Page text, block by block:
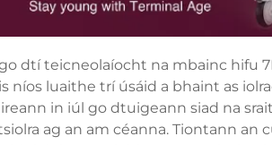
dtí teicneolaíocht na mbainc hifu
níos luaithe trí úsáid a bhaint as
in iúl go dtuigeann siad na
ag an am céanna. Tiontann an